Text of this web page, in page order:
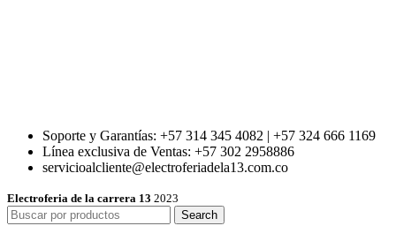
Soporte y Garantías: +57 314 345 4082 | +57 324 666 1169
Línea exclusiva de Ventas: +57 302 2958886
servicioalcliente@electroferiadela13.com.co
Electroferia de la carrera 13 2023
Search